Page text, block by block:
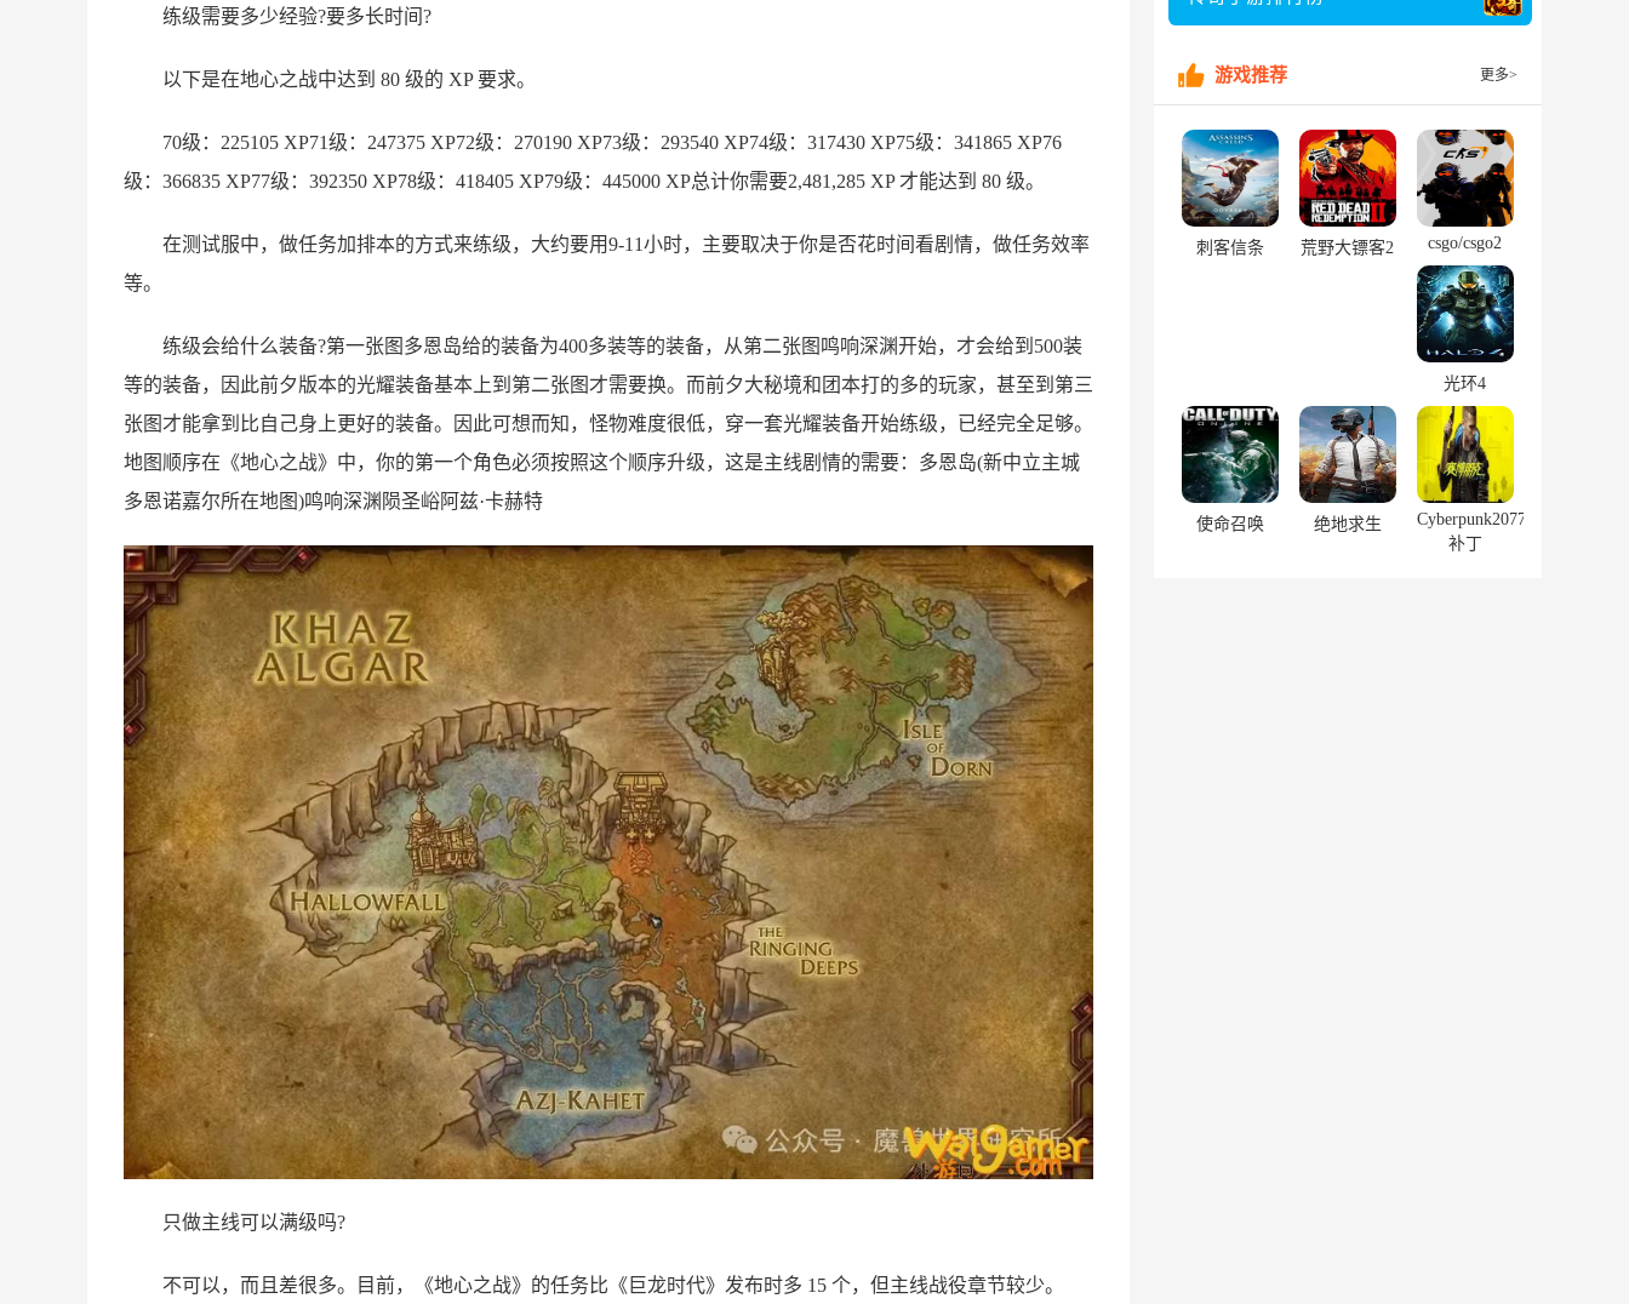
练级需要多少经验?要多长时间?
以下是在地心之战中达到 80 级的 XP 要求。
70级：225105 XP71级：247375 XP72级：270190 XP73级：293540 XP74级：317430 XP75级：341865 XP76
级：366835 XP77级：392350 XP78级：418405 XP79级：445000 XP总计你需要2,481,285 XP 才能达到 80 级。
在测试服中，做任务加排本的方式来练级，大约要用9-11小时，主要取决于你是否花时间看剧情，做任务效率
等。
练级会给什么装备?第一张图多恩岛给的装备为400多装等的装备，从第二张图鸣响深渊开始，才会给到500装
等的装备，因此前夕版本的光耀装备基本上到第二张图才需要换。而前夕大秘境和团本打的多的玩家，甚至到第三
张图才能拿到比自己身上更好的装备。因此可想而知，怪物难度很低，穿一套光耀装备开始练级，已经完全足够。
地图顺序在《地心之战》中，你的第一个角色必须按照这个顺序升级，这是主线剧情的需要：多恩岛(新中立主城
多恩诺嘉尔所在地图)鸣响深渊陨圣峪阿兹·卡赫特
只做主线可以满级吗?
不可以，而且差很多。目前，《地心之战》的任务比《巨龙时代》发布时多 15 个，但主线战役章节较少。
游戏推荐 更多>
刺客信条 荒野大镖客2 csgo/csgo2
光环4
使命召唤 绝地求生
Cyberpunk2077
补丁